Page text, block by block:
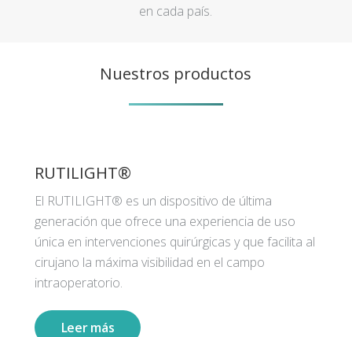
en cada país.
Nuestros productos
RUTILIGHT®
El RUTILIGHT® es un dispositivo de última
generación que ofrece una experiencia de uso
única en intervenciones quirúrgicas y que facilita al
cirujano la máxima visibilidad en el campo
intraoperatorio.
Leer más